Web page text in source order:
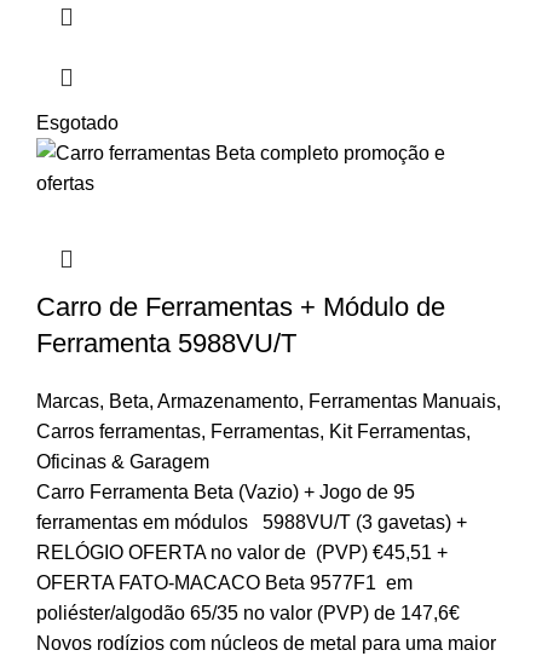
Esgotado
Carro de Ferramentas + Módulo de
Ferramenta 5988VU/T
Marcas, Beta, Armazenamento, Ferramentas Manuais,
Carros ferramentas, Ferramentas, Kit Ferramentas,
Oficinas & Garagem
Carro Ferramenta Beta (Vazio) + Jogo de 95
ferramentas em módulos 5988VU/T (3 gavetas) +
RELÓGIO OFERTA no valor de (PVP) €45,51 +
OFERTA FATO-MACACO Beta 9577F1 em
poliéster/algodão 65/35 no valor (PVP) de 147,6€
Novos rodízios com núcleos de metal para uma maior